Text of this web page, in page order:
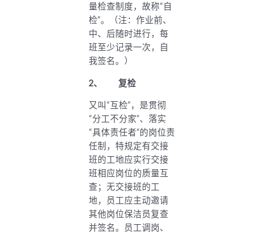
量检查制度，故称“自
检”。（注：作业前、
中、后随时进行，每
班至少记录一次，自
我签名。）
2、 复检
又叫“互检”，是贯彻
“分工不分家”、落实
“具体责任者”的岗位责
任制，特规定有交接
班的工地应实行交接
班相应岗位的质量互
查；无交接班的工
地，员工应主动邀请
其他岗位保洁员复查
并签名。员工调岗、